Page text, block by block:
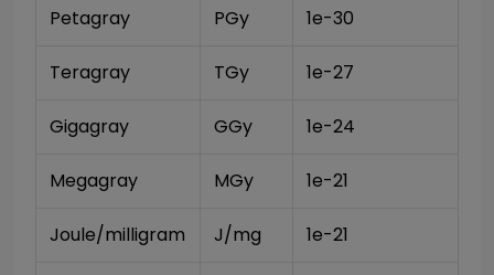
Petagray PGy 1e-30
Teragray TGy 1e-27
Gigagray GGy 1e-24
Megagray MGy 1e-21
Joule/milligram J/mg 1e-21